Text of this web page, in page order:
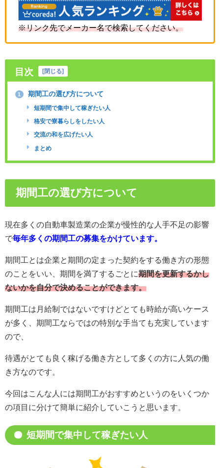
※リンク先でメーカー名で検索してください。
目次 [閉じる]
1 期間工の選び方について
短期間で集中して稼ぎたい人
格安で寮暮らしをしたい人
交流の和を広げたい人
まとめ
期間工の選び方について
現在多くの自動車製造業の企業が慢性的な人手不足の影響
で毎年多くの期間工の募集をかけています。
期間工とは企業と期間の定まった契約をする働き方の形態
のことをいい、期間を満了するごとに期間を更新するかし
ないかを自分で決めることができます。
期間工は月給制ではないですけどとても時給が高いケース
が多く、期間工ならではの特別な手当ても充実しています
ので、
待遇がとても良く稼げる働き方として多くの方に人気の働
き方なのです。
今回はこんな人には期間工がおすすめというのをいくつか
の項目に分けて簡単に紹介していこうと思います。
短期間で集中して稼ぎたい人